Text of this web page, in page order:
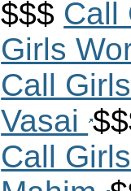
$$$ Call
Girls
Call
Vasai
Call